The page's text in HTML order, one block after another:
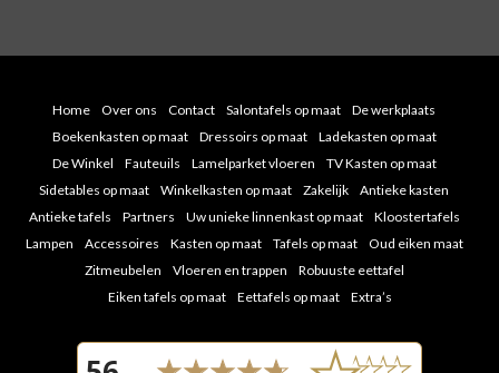
Home Over ons Contact Salontafels op maat
De werkplaats
Boekenkasten op maat
Dressoirs op maat
Ladekasten op maat
De Winkel
Fauteuils Lamelparket vloeren
TV Kasten op maat
Sidetables op maat
Winkelkasten op maat Zakelijk
Antieke kasten
Antieke tafels
Partners Uw unieke linnenkast op maat
Kloostertafels
Lampen
Accessoires Kasten op maat Tafels op maat
Oud eiken maat
Zitmeubelen
Vloeren en trappen
Robuuste eettafel
Eiken tafels op maat
Eettafels op maat Extra’s